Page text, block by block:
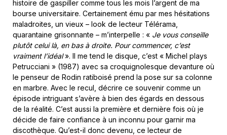
histoire de gaspiller comme tous les mois l’argent de ma
bourse universitaire. Certainement ému par mes hésitations
maladroites, un vieux – look de lecteur Télérama,
quarantaine grisonnante – m’interpelle : « Je vous conseille
plutôt celui là, en bas à droite. Pour commencer, c’est
vraiment l’idéal». Il me tend le disque, c’est « Michel plays
Petrucciani » (1987) avec sa croquignolesque devanture où
le penseur de Rodin ratiboisé prend la pose sur sa colonne
en marbre. Avec le recul, décrire ce souvenir comme un
épisode intriguant s’avère à bien des égards en dessous
de la réalité. C’est aussi la première et dernière fois où je
décide de faire confiance à un inconnu pour garnir ma
discothèque. Qu’est-il donc devenu, ce lecteur de